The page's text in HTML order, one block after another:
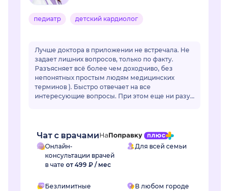
педиатр детский кардиолог
Лучше доктора в приложении не встречала. Не
задает лишних вопросов, только по факту.
Разъясняет всё более чем доходчиво, без
непонятных простым людям медицинских
терминов ). Быстро отвечает на все
интересующие вопросы. При этом еще ни разу
Чат с врачами
Онлайн-
консультации врачей
в чате от 499 ₽ / мес
Для всей семьи
Безлимитные
В любом городе